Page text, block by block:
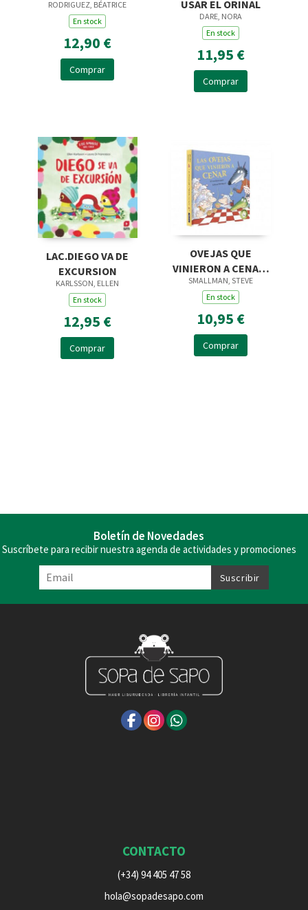
RODRIGUEZ, BÉATRICE
En stock
12,90 €
Comprar
USAR EL ORINAL
DARE, NORA
En stock
11,95 €
Comprar
LAC.DIEGO VA DE
EXCURSION
KARLSSON, ELLEN
En stock
12,95 €
Comprar
OVEJAS QUE
VINIERON A CENAR,
LAS CARTON
SMALLMAN, STEVE
En stock
10,95 €
Comprar
Boletín de Novedades
Suscríbete para recibir nuestra agenda de actividades y promociones
CONTACTO
(+34) 94 405 47 58
hola@sopadesapo.com